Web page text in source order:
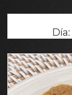
Día: